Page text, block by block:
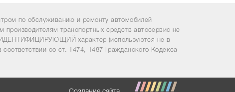
по обслуживанию и ремонту автомобилей
транспортных средств автосервис не
ИДЕНТИФИЦИРУЮЩИЙ характер (используются не в
со ст. 1474, 1487 Гражданского Кодекса